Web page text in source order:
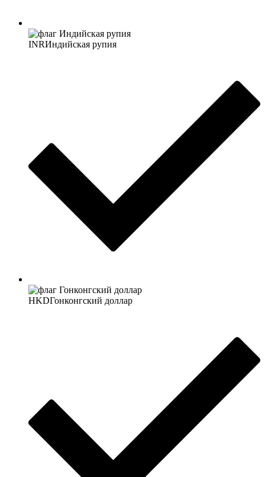
INRИндийская рупия
HKDГонконгский доллар